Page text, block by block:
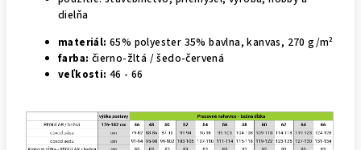
dielňa
materiál: 65% polyester 35% bavlna, kanvas, 270 g/m²
farba: čierno-žltá / šedo-červená
veľkosti: 46 - 66